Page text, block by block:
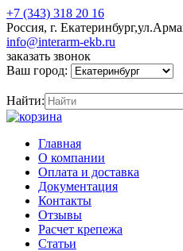
+7 (343) 318 20 16
Россия, г.
info@interarm-ekb.ru
заказать звонок
Ваш город:
Найти:
Главная
О компании
Оплата и доставка
Документация
Контакты
Отзывы
Расчет крепежа
Статьи